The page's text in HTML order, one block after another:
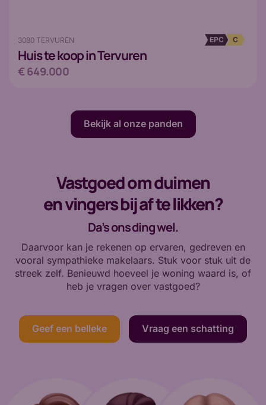
3080 TERVUREN
Huiste koop in Tervuren
EPC C
€ 649.000
Bekijk al onze panden
Vastgoed om duimen
en vingers bij af te likken?
Da’s ons ding wel.
Daarvoor kan je rekenen op ervaren, gedreven en
vooral sympathieke makelaars. Stuk voor stuk uit de
streek zelf. Benieuwd hoeveel je woning waard is, of
heb je vragen over vastgoed?
Geef een belleke Vraag een schatting